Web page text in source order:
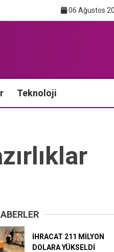
06 Ağustos
Teknoloji
İHRACAT 211 MİLYON
DOLARA YÜKSELDİ